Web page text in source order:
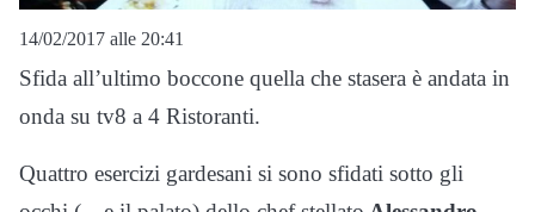
14/02/2017 alle 20:41
Sfida all’ultimo boccone quella che stasera è andata in
onda su tv8 a 4 Ristoranti.
Quattro esercizi gardesani si sono sfidati sotto gli